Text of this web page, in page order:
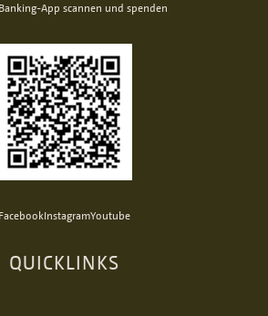
App scannen und spenden
FacebookInstagramYoutube
QUICKLINKS